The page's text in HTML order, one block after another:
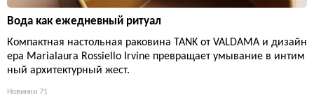
Вода как ежедневный ритуал
Компактная настольная раковина TANK от VALDAMA и дизайн
ера Marialaura Rossiello Irvine превращает умывание в интим
ный архитектурный жест.
Новинки 71